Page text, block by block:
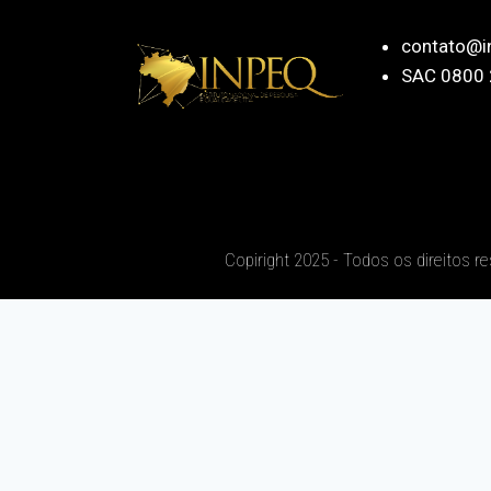
SAC
Copiright 2025 - Todos os direitos